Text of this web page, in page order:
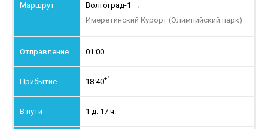
Волгоград-1 →
Имеретинский Курорт (Олимпийский парк)
01:00
18:40+1
1 д. 17 ч.